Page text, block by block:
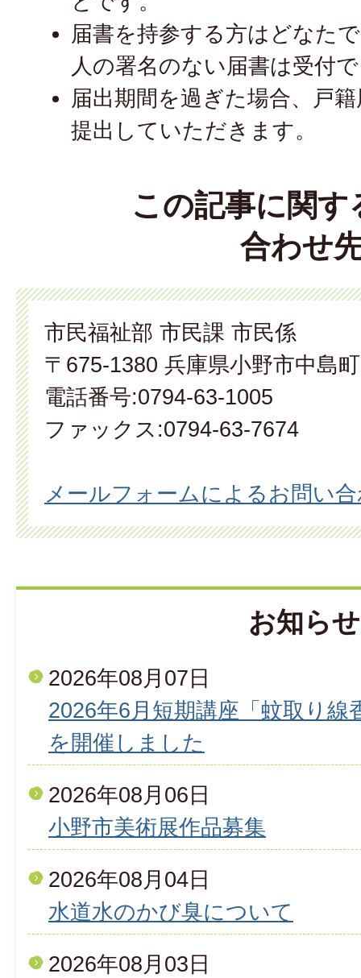
届書を持参する方はどなた
人の署名のない届書は受付
届出期間を過ぎた場合、戸
提出していただきます。
この記事に関す
合わせ
市民福祉部 市民課 市民係
〒675-1380 兵庫県小野市中島
電話番号:0794-63-1005
ファックス:0794-63-7674
メールフォームによるお問い
お知らせ
2026年08月07日
2026年6月短期講座「蚊取り
を開催しました
2026年08月06日
小野市美術展作品募集
2026年08月04日
水道水のかび臭について
2026年08月03日